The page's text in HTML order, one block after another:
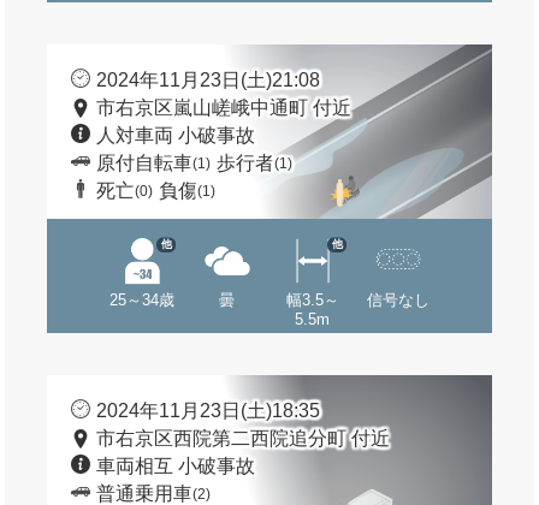
2024年11月23日(土)21:08
市右京区嵐山嵯峨中通町 付近
人対車両 小破事故
原付自転車(1) 歩行者(1)
死亡(0) 負傷(1)
25～34歳
他
曇
幅3.5～
5.5m
他
信号なし
2024年11月23日(土)18:35
市右京区西院第二西院追分町 付近
車両相互 小破事故
普通乗用車(2)